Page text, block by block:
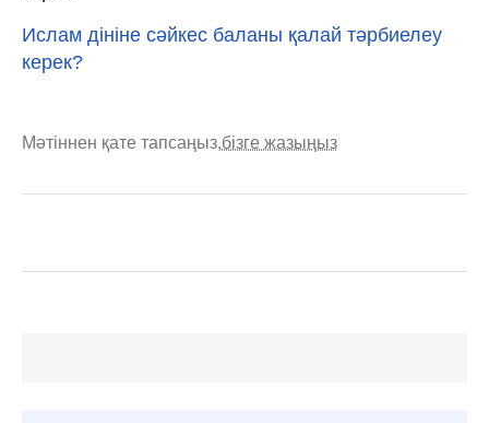
Ислам дініне сәйкес баланы қалай тәрбиелеу
керек?
Мәтіннен қате тапсаңыз,бізге жазыңыз